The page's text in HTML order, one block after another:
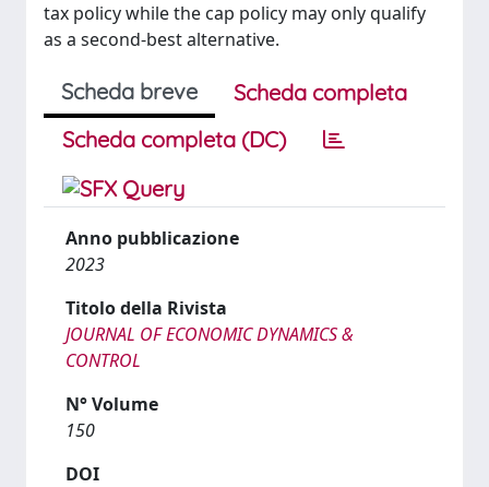
tax policy while the cap policy may only qualify
as a second-best alternative.
Scheda breve
Scheda completa
Scheda completa (DC)
Anno pubblicazione
2023
Titolo della Rivista
JOURNAL OF ECONOMIC DYNAMICS &
CONTROL
N° Volume
150
DOI